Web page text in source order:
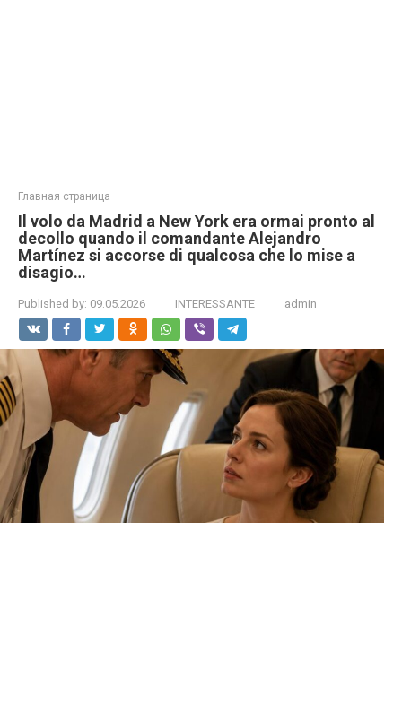
Главная страница
Il volo da Madrid a New York era ormai pronto al
decollo quando il comandante Alejandro
Martínez si accorse di qualcosa che lo mise a
disagio…
Published by: 09.05.2026 INTERESSANTE admin